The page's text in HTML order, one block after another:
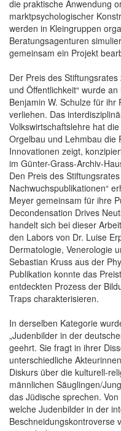
die praktische Anwendung
marktpsychologischer
werden in Kleingruppen
Beratungsagenturen
gemeinsam ein Projekt
Der Preis des
und Öffentlichkeit“ wurde
Benjamin W. Schulze für ihr
verliehen. Das
Volkswirtschaftslehre hat
Orgelbau und Lehmbau die
Innovationen zeigt,
im Günter-Grass-Archiv-
Den Preis des
Nachwuchspublikationen“
Meyer gemeinsam für ihre
Decondensation Drives
handelt sich bei dieser
den Labors von Dr. Luise
Dermatologie, Venerologie
Sebastian Kruss aus der
Publikation konnte das
entdeckten Prozess der
Traps charakterisieren.
In derselben Kategorie
„Judenbilder in der
geehrt. Sie fragt in ihrer
unterschiedliche
Diskurs über die kulturell-
männlichen Säuglingen/
das Jüdische sprechen.
welche Judenbilder in der
Beschneidungskontroverse